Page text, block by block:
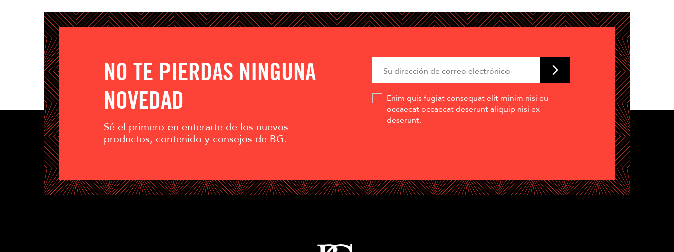
NO TE PIERDAS NINGUNA
NOVEDAD
Sé el primero en enterarte de los nuevos
productos, contenido y consejos de BG.
Enim quis fugiat consequat elit minim nisi eu
occaecat occaecat deserunt aliquip nisi ex
deserunt.